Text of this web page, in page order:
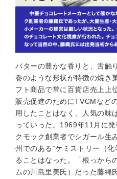
バターの豊かな香りと、舌触
巻のような形状が特徴の焼き
フト商品で常に百貨店売上上
販売促進のためにTVCMなど
用したことはなく、人気の味
っていった。1969年11月に
クモック創業者でシガール生
州でのある“ケミストリー（
ることはなった。「根っから
ムの川島里美氏）だった藤縄